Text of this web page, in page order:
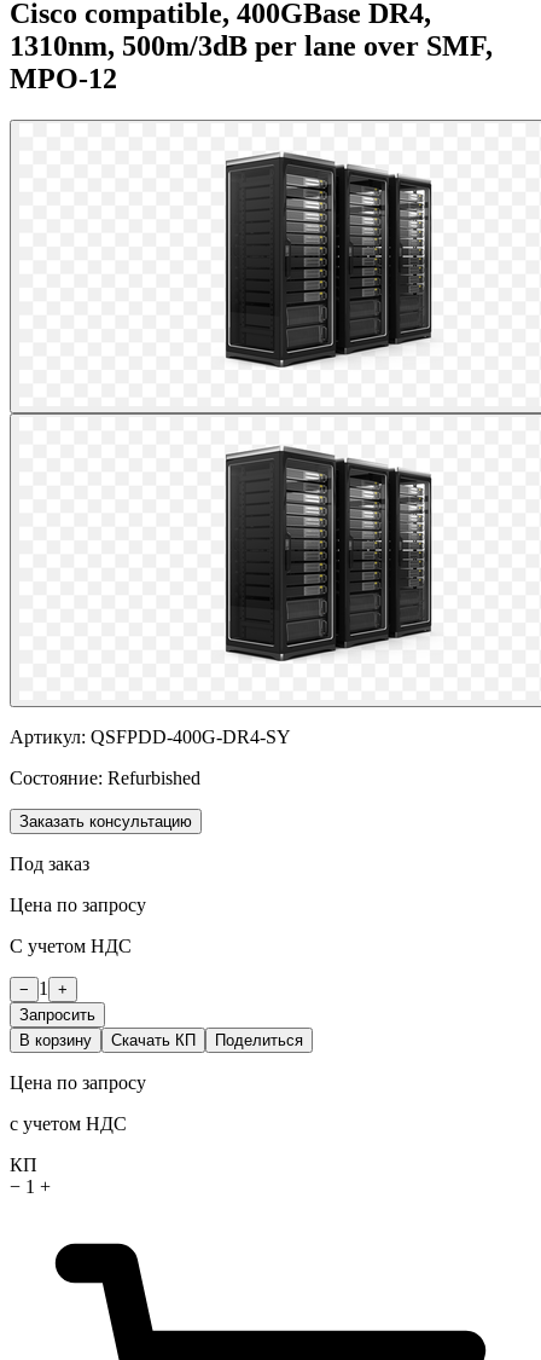
Cisco compatible, 400GBase DR4,
1310nm, 500m/3dB per lane over SMF,
MPO-12
Артикул: QSFPDD-400G-DR4-SY
Состояние: Refurbished
Заказать консультацию
Под заказ
Цена по запросу
С учетом НДС
− 1
+
Запросить
В корзину
Скачать КП Поделиться
Цена по запросу
с учетом НДС
КП
− 1 +